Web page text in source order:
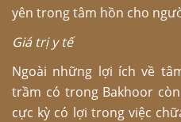
yên trong tâm hồn cho
Giá trị y tế
Ngoài những lợi ích về
trầm có trong Bakhoor
cực kỳ có lợi trong việc